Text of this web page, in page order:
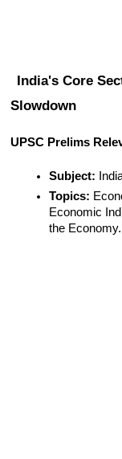
India's Core
Slowdown
UPSC Prelims
Subject:
Topics:
Economic
the Economy.